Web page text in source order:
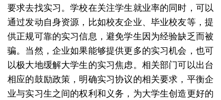
要求去找实习。学校在关注学生就业率的同时，可以
通过发动自身资源，比如校友企业、毕业校友等，提
供正规可靠的实习信息，避免学生因为经验缺乏而被
骗。当然，企业如果能够提供更多的实习机会，也可
以极大地缓解大学生的实习焦虑。相关部门可以出台
相应的鼓励政策，明确实习协议的相关要求，平衡企
业与实习生之间的权利和义务，为大学生创造更好的